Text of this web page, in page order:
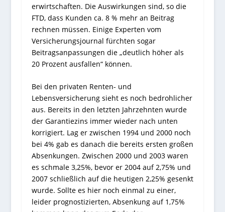
erwirtschaften. Die Auswirkungen sind, so die
FTD, dass Kunden ca. 8 % mehr an Beitrag
rechnen müssen. Einige Experten vom
Versicherungsjournal fürchten sogar
Beitragsanpassungen die „deutlich höher als
20 Prozent ausfallen“ können.
Bei den privaten Renten- und
Lebensversicherung sieht es noch bedrohlicher
aus. Bereits in den letzten Jahrzehnten wurde
der Garantiezins immer wieder nach unten
korrigiert. Lag er zwischen 1994 und 2000 noch
bei 4% gab es danach die bereits ersten großen
Absenkungen. Zwischen 2000 und 2003 waren
es schmale 3,25%, bevor er 2004 auf 2,75% und
2007 schließlich auf die heutigen 2,25% gesenkt
wurde. Sollte es hier noch einmal zu einer,
leider prognostizierten, Absenkung auf 1,75%